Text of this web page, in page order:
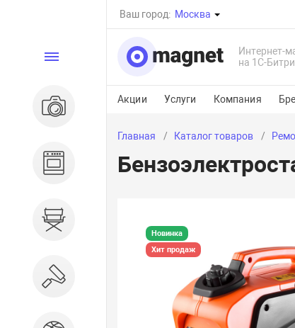
Ваш город: Москва
Интернет-
на 1С-
Акции Услуги Компания
Каталог
Электроника
Бытовая техника
Ремонт и строительство
Главная Каталог товаров
Новинка
Хит продаж